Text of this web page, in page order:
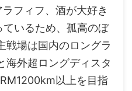
フィフ、酒が大好き
いるため、孤高のぼ
戦場は国内のロングラ
海外超ロングディスタ
以上を目指